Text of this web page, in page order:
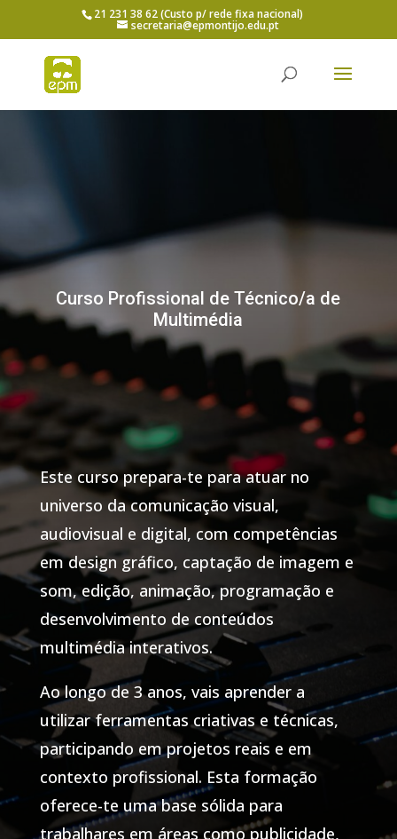
21 231 38 62 (Custo p/ rede fixa nacional)
secretaria@epmontijo.edu.pt
Curso Profissional de Técnico/a de
Multimédia
Este curso prepara-te para atuar no
universo da comunicação visual,
audiovisual e digital, com competências
em design gráfico, captação de imagem e
som, edição, animação, programação e
desenvolvimento de conteúdos
multimédia interativos.
Ao longo de 3 anos, vais aprender a
utilizar ferramentas criativas e técnicas,
participando em projetos reais e em
contexto profissional. Esta formação
oferece-te uma base sólida para
trabalhares em áreas como publicidade,